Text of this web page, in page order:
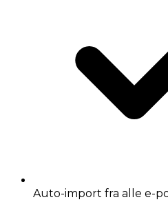
Auto-import fra alle e-